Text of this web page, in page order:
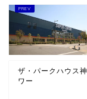
ザ・パークハウス
ワー